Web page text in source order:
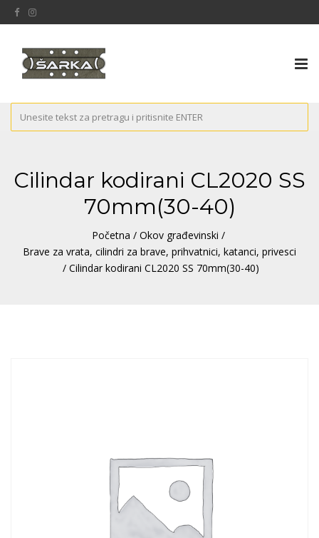
Cilindar kodirani CL2020 SS
70mm(30-40)
Početna / Okov građevinski /
Brave za vrata, cilindri za brave, prihvatnici, katanci, privesci
/ Cilindar kodirani CL2020 SS 70mm(30-40)